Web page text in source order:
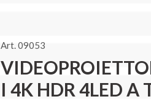
Art. 09053
I 4K HDR 4LED A